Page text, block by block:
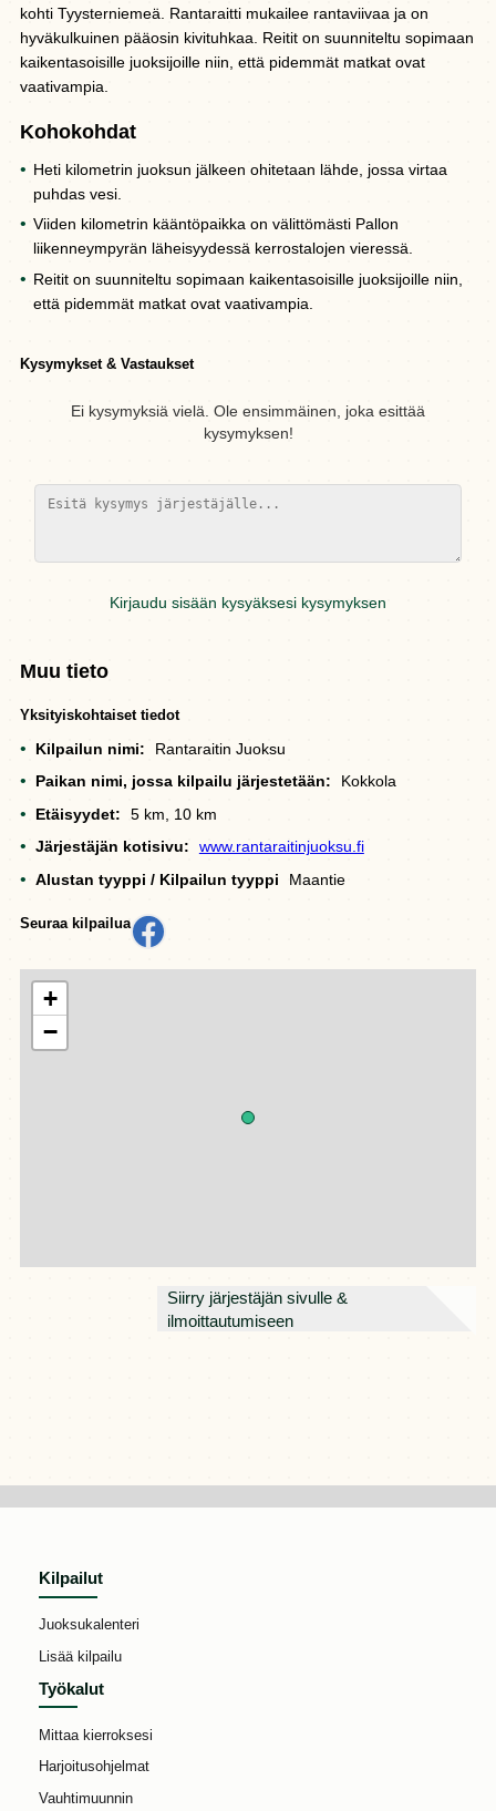
kohti Tyysterniemeä. Rantaraitti mukailee rantaviivaa ja on
hyväkulkuinen pääosin kivituhkaa. Reitit on suunniteltu sopimaan
kaikentasoisille juoksijoille niin, että pidemmät matkat ovat
vaativampia.
Kohokohdat
Heti kilometrin juoksun jälkeen ohitetaan lähde, jossa virtaa
puhdas vesi.
Viiden kilometrin kääntöpaikka on välittömästi Pallon
liikenneympyrän läheisyydessä kerrostalojen vieressä.
Reitit on suunniteltu sopimaan kaikentasoisille juoksijoille niin,
että pidemmät matkat ovat vaativampia.
Kysymykset & Vastaukset
Ei kysymyksiä vielä. Ole ensimmäinen, joka esittää
kysymyksen!
Kirjaudu sisään kysyäksesi kysymyksen
Muu tieto
Yksityiskohtaiset tiedot
Kilpailun nimi:
Rantaraitin Juoksu
Paikan nimi, jossa kilpailu järjestetään:
Kokkola
Etäisyydet:
5 km, 10 km
Järjestäjän kotisivu:
www.rantaraitinjuoksu.fi
Alustan tyyppi / Kilpailun tyyppi
Maantie
Seuraa kilpailua
+
−
Siirry järjestäjän sivulle &
ilmoittautumiseen
Kilpailut
Juoksukalenteri
Lisää kilpailu
Työkalut
Mittaa kierroksesi
Harjoitusohjelmat
Vauhtimuunnin